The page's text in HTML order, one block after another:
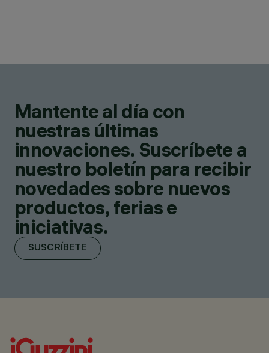
Mantente al día con
nuestras últimas
innovaciones. Suscríbete a
nuestro boletín para recibir
novedades sobre nuevos
productos, ferias e
iniciativas.
SUSCRÍBETE